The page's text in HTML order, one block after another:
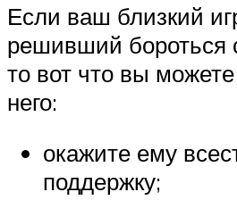
Если ваш близкий
решивший бороться
то вот что вы
него:
окажите ему
поддержку;